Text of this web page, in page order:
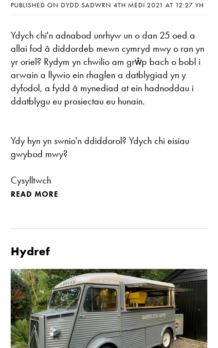
PUBLISHED ON DYDD SADWRN 4TH MEDI 2021 AT 12:27 YH
Ydych chi'n adnabod unrhyw un o dan 25 oed a
allai fod â diddordeb mewn cymryd mwy o ran yn
yr oriel? Rydym yn chwilio am grŵp bach o bobl i
arwain a llywio ein rhaglen a datblygiad yn y
dyfodol, a fydd â mynediad at ein hadnoddau i
ddatblygu eu prosiectau eu hunain.
Ydy hyn yn swnio'n ddiddorol? Ydych chi eisiau
gwybod mwy?
Cysylltwch
READ MORE
Hydref